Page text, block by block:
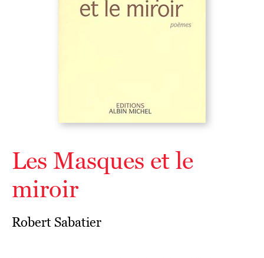
Les Masques et le
miroir
Robert Sabatier